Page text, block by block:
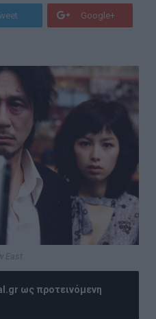
Google+
East
ως προτεινόμενη